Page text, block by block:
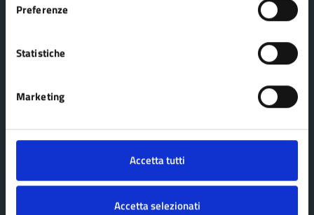
Preferenze
Statistiche
Marketing
Accetta tutti
Accetta selezionati
Organi di governo
Uffici
Personale amministrativo